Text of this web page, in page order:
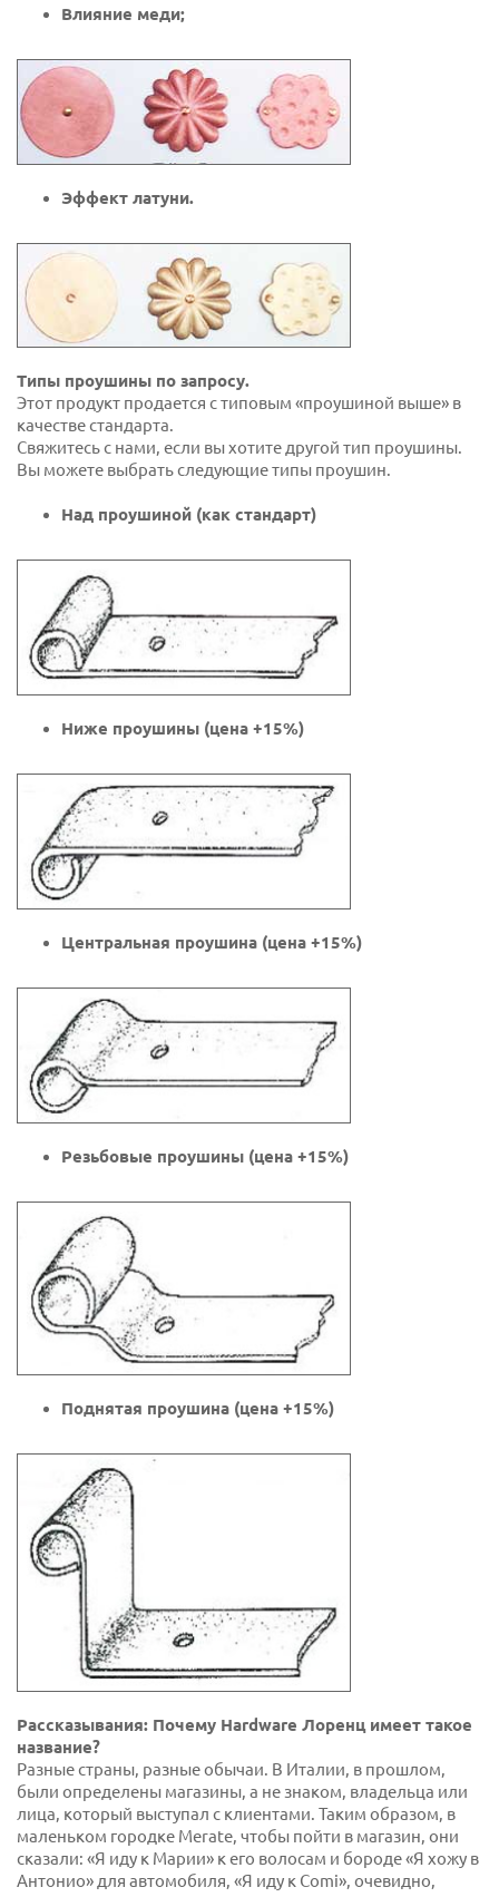
Влияние меди;
Эффект латуни.
Типы проушины по запросу.
Этот продукт продается с типовым «проушиной выше» в
качестве стандарта.
Свяжитесь с нами, если вы хотите другой тип проушины.
Вы можете выбрать следующие типы проушин.
Над проушиной (как стандарт)
Ниже проушины (цена +15%)
Центральная проушина (цена +15%)
Резьбовые проушины (цена +15%)
Поднятая проушина (цена +15%)
Рассказывания: Почему Hardware Лоренц имеет такое
название?
Разные страны, разные обычаи. В Италии, в прошлом,
были определены магазины, а не знаком, владельца или
лица, который выступал с клиентами. Таким образом, в
маленьком городке Merate, чтобы пойти в магазин, они
сказали: «Я иду к Марии» к его волосам и бороде «Я хожу в
Антонио» для автомобиля, «Я иду к Comi», очевидно,